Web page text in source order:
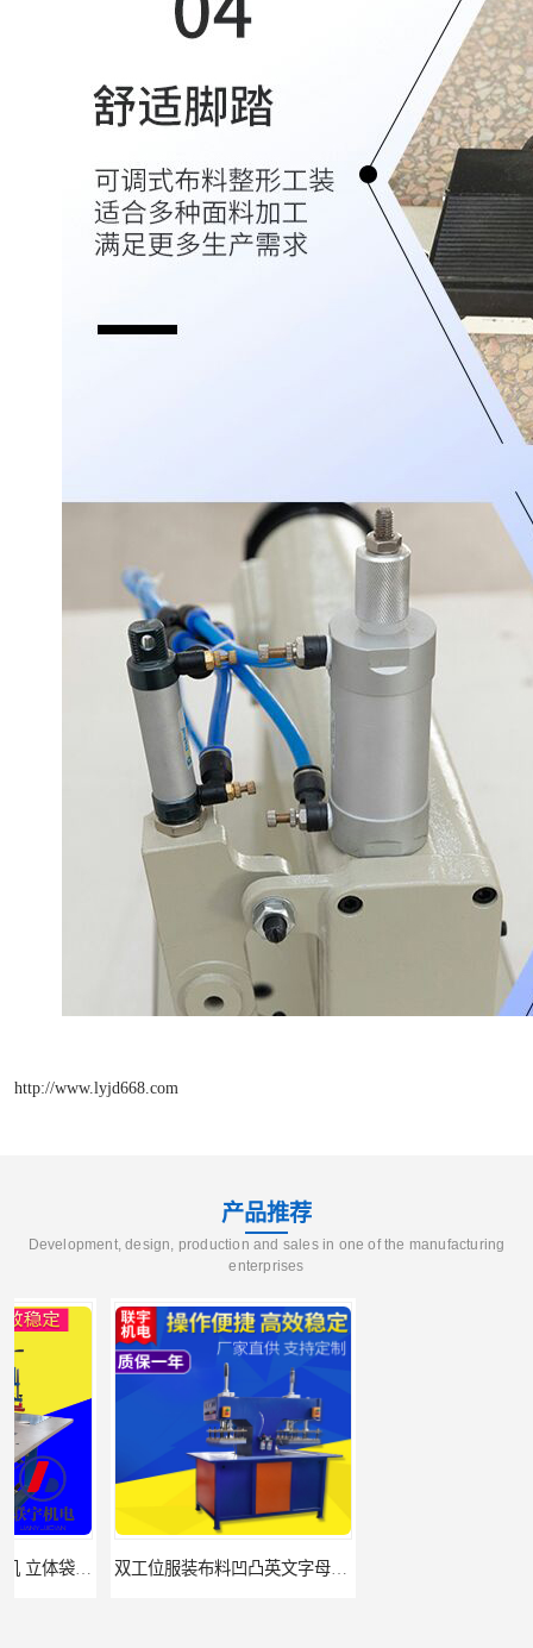
http://www.lyjd668.com
产品推荐
Development, design, production and sales in one of the manufacturing
enterprises
双工位服装布料凹凸英文字母压字机找联宇制造厂